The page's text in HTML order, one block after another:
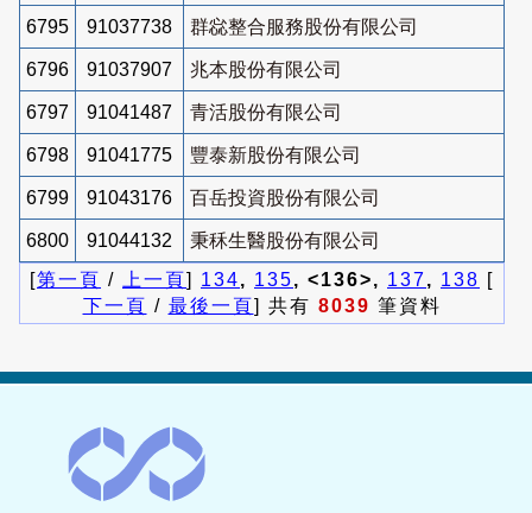
6795 91037738 群惢整合服務股份有限公司
6796 91037907 兆本股份有限公司
6797 91041487 青活股份有限公司
6798 91041775 豐泰新股份有限公司
6799 91043176 百岳投資股份有限公司
6800 91044132
秉秝生醫股份有限公司
[第一頁 / 上一頁] 134, 135, <136>, 137, 138 [
下一頁 / 最後一頁] 共有 8039 筆資料